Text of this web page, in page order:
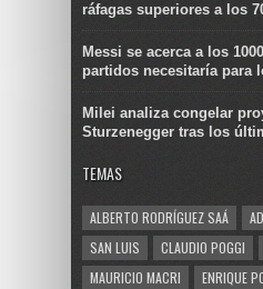
ráfagas superiores a los
Messi se acerca a los
partidos necesitaría para
Milei analiza congelar
Sturzenegger tras los
TEMAS
ALBERTO RODRÍGUEZ SAÁ
SAN LUIS
CLAUDIO POGGI
MAURICIO MACRI
ENRIQUE